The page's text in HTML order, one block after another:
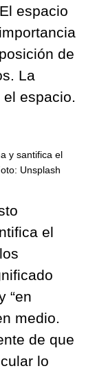
espacio
de
La
espacio.
y santifica el
Unsplash
el
“en
medio.
de que
lo